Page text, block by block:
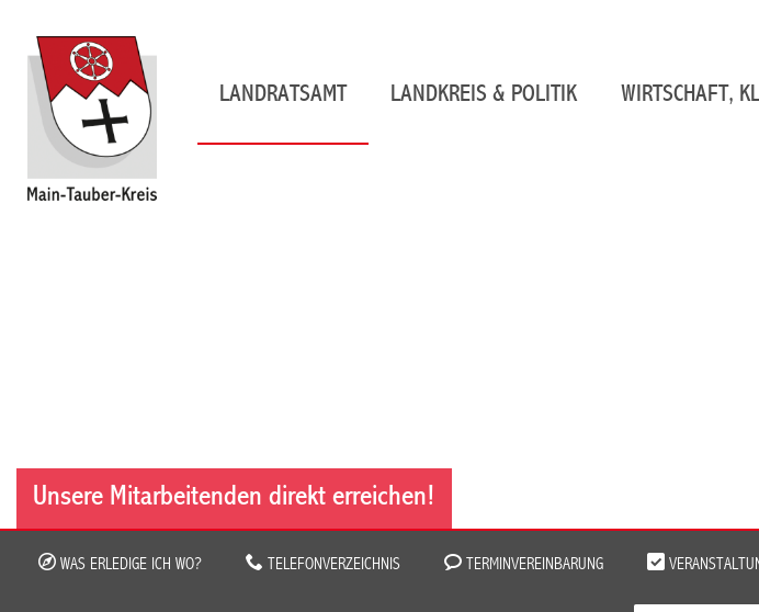
LANDRATSAMT LANDKREIS & POLITIK WIRTSCHAFT,
Unsere Mitarbeitenden direkt erreichen!
WAS ERLEDIGE ICH WO? TELEFONVERZEICHNIS TERMINVEREINBARUNG